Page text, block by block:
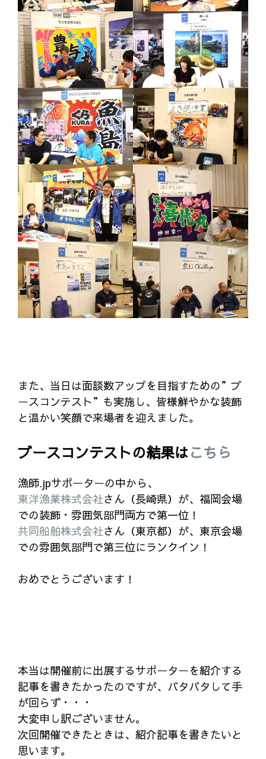
また、当日は面談数アップを目指すための”ブ
ースコンテスト”も実施し、皆様鮮やかな装飾
と温かい笑顔で来場者を迎えました。
ブースコンテストの結果はこちら
漁師.jpサポーターの中から、
東洋漁業株式会社さん（長崎県）が、福岡会場
での装飾・雰囲気部門両方で第一位！
共同船舶株式会社さん（東京都）が、東京会場
での雰囲気部門で第三位にランクイン！
おめでとうございます！
本当は開催前に出展するサポーターを紹介する
記事を書きたかったのですが、バタバタして手
が回らず・・・
大変申し訳ございません。
次回開催できたときは、紹介記事を書きたいと
思います。